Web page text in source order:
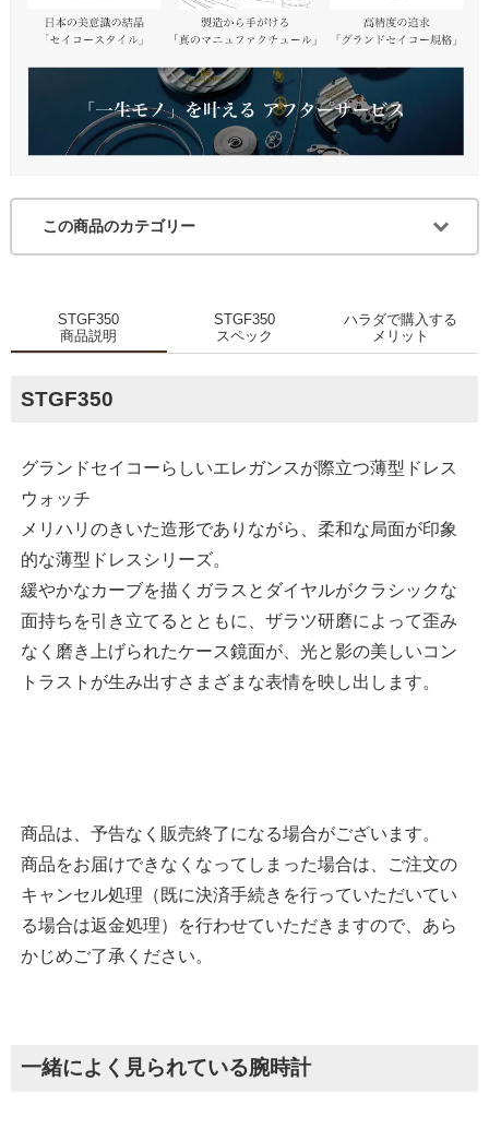
この商品のカテゴリー
STGF350
商品説明
STGF350
スペック
ハラダで購入する
メリット
STGF350
グランドセイコーらしいエレガンスが際立つ薄型ドレス
ウォッチ
メリハリのきいた造形でありながら、柔和な局面が印象
的な薄型ドレスシリーズ。
緩やかなカーブを描くガラスとダイヤルがクラシックな
面持ちを引き立てるとともに、ザラツ研磨によって歪み
なく磨き上げられたケース鏡面が、光と影の美しいコン
トラストが生み出すさまざまな表情を映し出します。
商品は、予告なく販売終了になる場合がございます。
商品をお届けできなくなってしまった場合は、ご注文の
キャンセル処理（既に決済手続きを行っていただいてい
る場合は返金処理）を行わせていただきますので、あら
かじめご了承ください。
一緒によく見られている腕時計